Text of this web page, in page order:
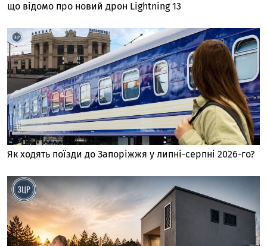
що відомо про новий дрон Lightning 13
Як ходять поїзди до Запоріжжя у липні-серпні 2026-го?